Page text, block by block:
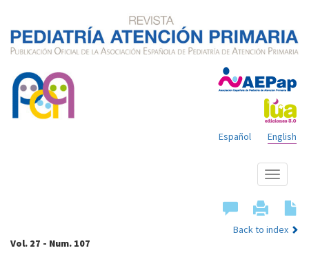
English
Español
Show
menu
Back to index
Vol. 27 - Num. 107